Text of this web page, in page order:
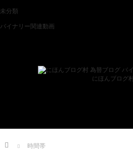
未分類
バイナリー関連動画
にほんブログ村
Home 時間帯